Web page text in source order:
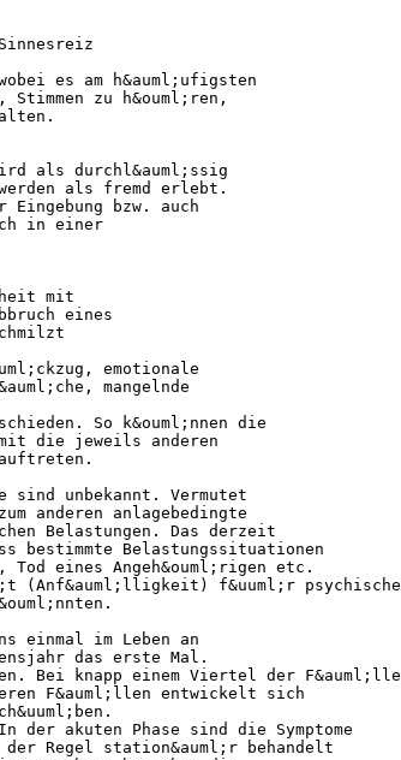
es am h&auml;ufigsten
zu h&ouml;ren,
als durchl&auml;ssig
werden als fremd erlebt.
Eingebung bzw. auch
in einer
mit
eines
emotionale
mangelnde
So k&ouml;nnen die
die jeweils anderen
auftreten.
sind unbekannt. Vermutet
anderen anlagebedingte
Belastungen. Das derzeit
bestimmte Belastungssituationen
Tod eines Angeh&ouml;rigen etc.
(Anf&auml;lligkeit) f&uuml;r psychische
einmal im Leben an
das erste Mal.
Bei knapp einem Viertel der F&auml;lle
F&auml;llen entwickelt sich
akuten Phase sind die Symptome
der Regel station&auml;r behandelt